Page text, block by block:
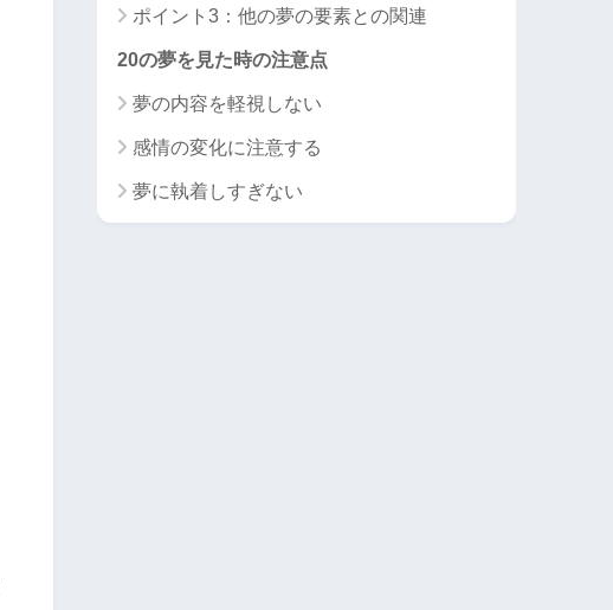
ポイント3：他の夢の要素との関連
20の夢を見た時の注意点
夢の内容を軽視しない
感情の変化に注意する
夢に執着しすぎない